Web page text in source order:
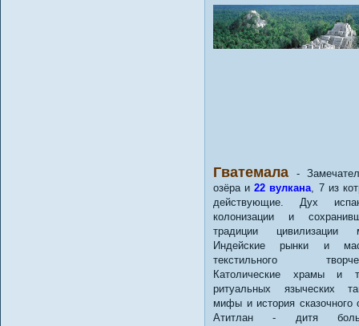
Гватемала -
озёра и22 вулкана , 7 из
действующие. Дух
колонизации и
традиции цивилизации
Индейские рынки и
текстильного
Католические храмы и
ритуальных языческих
мифы и история сказочного
Атитлан - дитя